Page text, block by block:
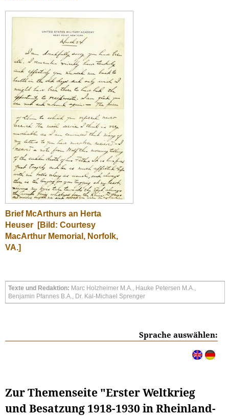
Brief McArthurs an Herta
Heuser
[Bild: Courtesy
MacArthur Memorial, Norfolk,
VA.]
Texte und Redaktion: Marc Holzheimer M.A., Hauke Petersen M.A.,
Benjamin Pfannes B.A., Dr. Kai-Michael Sprenger
Sprache auswählen:
Zur Themenseite "Erster Weltkrieg
und Besatzung 1918-1930 in Rheinland-